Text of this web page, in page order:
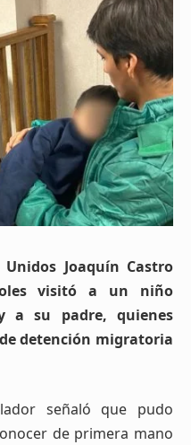
Joaquín Castro
visitó a un niño
a su padre, quienes
detención migratoria
señaló que pudo
de primera mano